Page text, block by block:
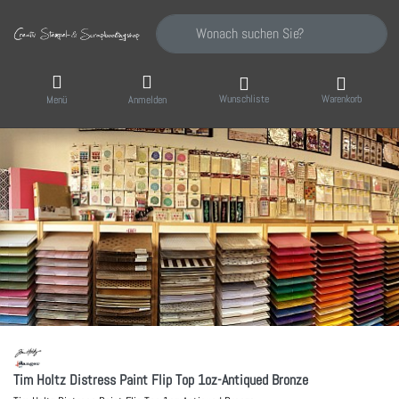
Geben Sie einen Suchbegriff ein. Während
Menü Anmelden Wunschliste Warenkorb
Tim Holtz Distress Paint Flip Top 1oz-Antiqued Bronze